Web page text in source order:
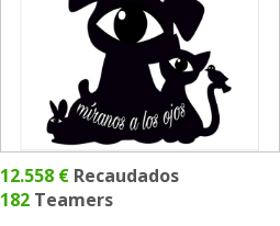
12.558 € Recaudados
182 Teamers